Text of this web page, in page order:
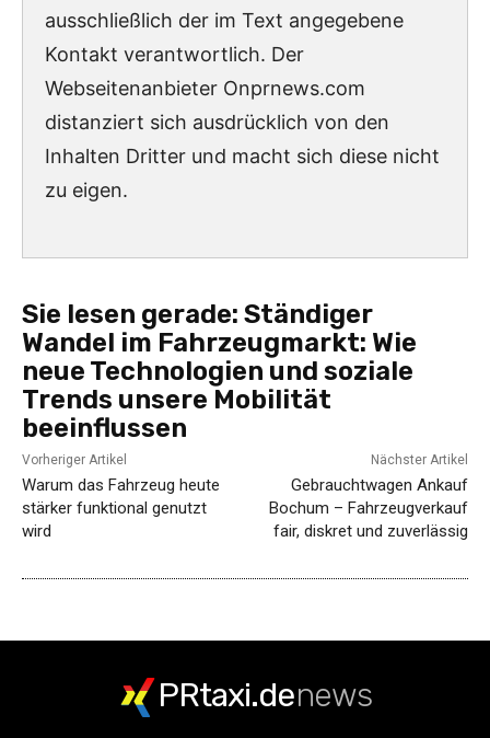
ausschließlich der im Text angegebene
Kontakt verantwortlich. Der
Webseitenanbieter Onprnews.com
distanziert sich ausdrücklich von den
Inhalten Dritter und macht sich diese nicht
zu eigen.
Sie lesen gerade: Ständiger
Wandel im Fahrzeugmarkt: Wie
neue Technologien und soziale
Trends unsere Mobilität
beeinflussen
Vorheriger Artikel
Warum das Fahrzeug heute
stärker funktional genutzt
wird
Nächster Artikel
Gebrauchtwagen Ankauf
Bochum – Fahrzeugverkauf
fair, diskret und zuverlässig
PRtaxi.denews